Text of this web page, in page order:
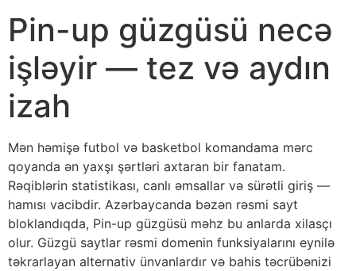
Pin-up güzgüsü necə
işləyir — tez və aydın
izah
Mən həmişə futbol və basketbol komandama mərc
qoyanda ən yaxşı şərtləri axtaran bir fanatam.
Rəqiblərin statistikası, canlı əmsallar və sürətli giriş —
hamısı vacibdir. Azərbaycanda bəzən rəsmi sayt
bloklandıqda, Pin-up güzgüsü məhz bu anlarda xilasçı
olur. Güzgü saytlar rəsmi domenin funksiyalarını eynilə
təkrarlayan alternativ ünvanlardır və bahis təcrübənizi